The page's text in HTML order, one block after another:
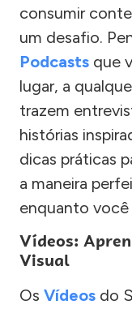
consumir
um desafio.
Podcasts que
lugar, a
trazem
histórias
dicas práticas
a maneira
enquanto você
Vídeos:
Visual
Os Vídeos do